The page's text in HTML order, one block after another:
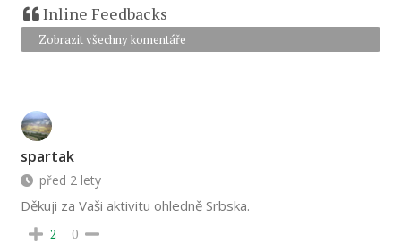
Inline Feedbacks
Zobrazit všechny komentáře
spartak
před 2 lety
Děkuji za Vaši aktivitu ohledně Srbska.
2 0